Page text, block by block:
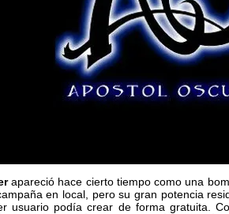
apareció hace cierto tiempo como una
en local, pero su gran potencia
usuario podía crear de forma gratuita.